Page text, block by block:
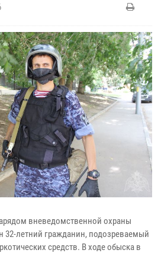
вневедомственной охраны
32-летний гражданин, подозреваемый
средств. В ходе обыска в